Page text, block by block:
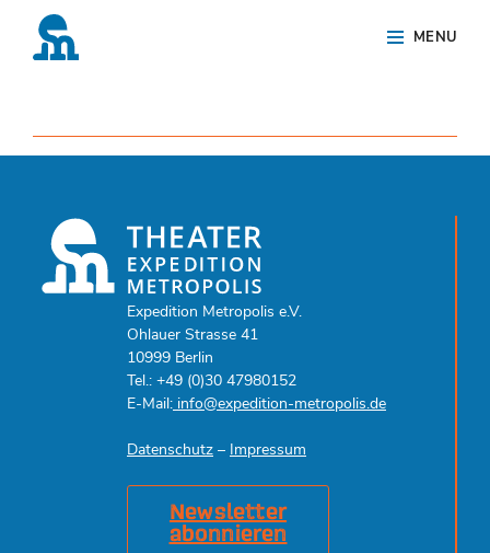
MENU
Overlay
Expedition Metropolis e.V.
Ohlauer Strasse 41
10999 Berlin
Tel.: +49 (0)30 47980152
E-Mail: info@expedition-metropolis.de
Datenschutz – Impressum
Newsletter
abonnieren